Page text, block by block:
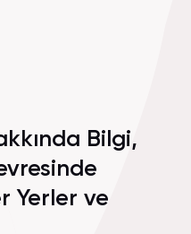
Bilgi,
Yerler ve